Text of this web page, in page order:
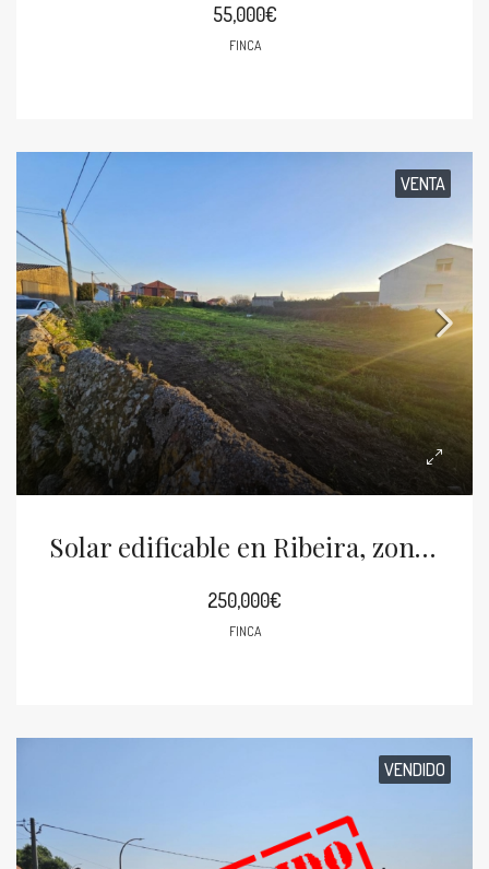
55,000€
FINCA
VENTA
Solar edificable en Ribeira, zona Castiñeiras
250,000€
FINCA
VENDIDO